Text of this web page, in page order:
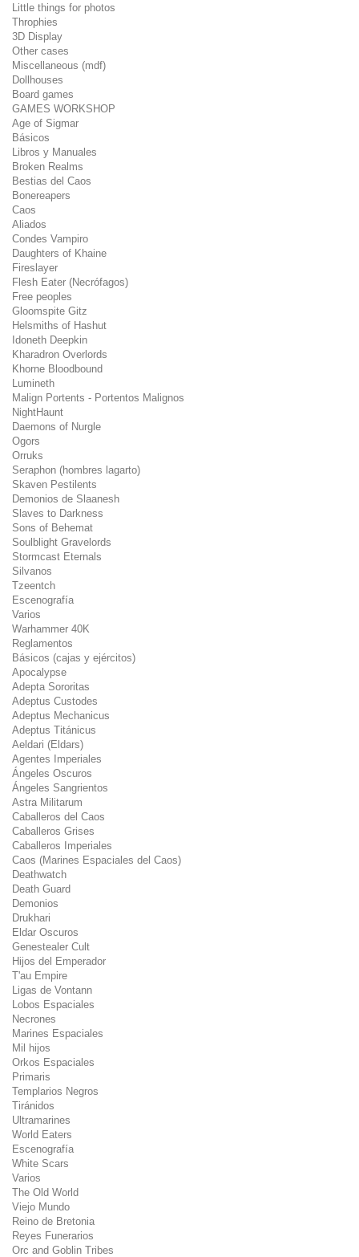
Little things for photos
Throphies
3D Display
Other cases
Miscellaneous (mdf)
Dollhouses
Board games
GAMES WORKSHOP
Age of Sigmar
Básicos
Libros y Manuales
Broken Realms
Bestias del Caos
Bonereapers
Caos
Aliados
Condes Vampiro
Daughters of Khaine
Fireslayer
Flesh Eater (Necrófagos)
Free peoples
Gloomspite Gitz
Helsmiths of Hashut
Idoneth Deepkin
Kharadron Overlords
Khorne Bloodbound
Lumineth
Malign Portents - Portentos Malignos
NightHaunt
Daemons of Nurgle
Ogors
Orruks
Seraphon (hombres lagarto)
Skaven Pestilents
Demonios de Slaanesh
Slaves to Darkness
Sons of Behemat
Soulblight Gravelords
Stormcast Eternals
Silvanos
Tzeentch
Escenografía
Varios
Warhammer 40K
Reglamentos
Básicos (cajas y ejércitos)
Apocalypse
Adepta Sororitas
Adeptus Custodes
Adeptus Mechanicus
Adeptus Titánicus
Aeldari (Eldars)
Agentes Imperiales
Ángeles Oscuros
Ángeles Sangrientos
Astra Militarum
Caballeros del Caos
Caballeros Grises
Caballeros Imperiales
Caos (Marines Espaciales del Caos)
Deathwatch
Death Guard
Demonios
Drukhari
Eldar Oscuros
Genestealer Cult
Hijos del Emperador
T'au Empire
Ligas de Vontann
Lobos Espaciales
Necrones
Marines Espaciales
Mil hijos
Orkos Espaciales
Primaris
Templarios Negros
Tiránidos
Ultramarines
World Eaters
Escenografía
White Scars
Varios
The Old World
Viejo Mundo
Reino de Bretonia
Reyes Funerarios
Orc and Goblin Tribes